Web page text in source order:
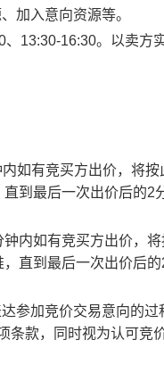
加入意向资源等。
13:30-16:30。以卖方
如有竞买方出价，将
到最后一次出价后的2
内如有竞买方出价，
直到最后一次出价后
参加竞价交易意向的
款，同时视为认可竞